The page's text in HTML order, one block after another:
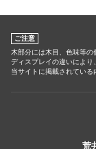
ご注意
木部分には木目、色味等の
ディスプレイの違いにより
当サイトに掲載されている
荒